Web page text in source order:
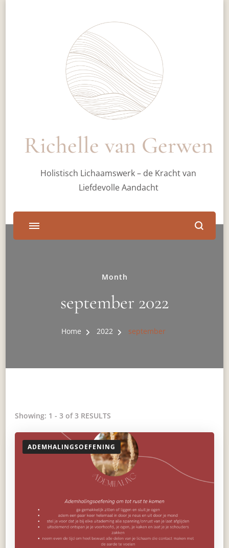
Richelle van Gerwen
Holistisch Lichaamswerk – de Kracht van
Liefdevolle Aandacht
Month
september 2022
Home 2022 september
Showing: 1 - 3 of 3 RESULTS
ADEMHALINGSOEFENING